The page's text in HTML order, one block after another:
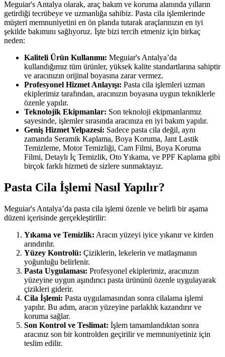
Meguiar's Antalya olarak, araç bakım ve koruma alanında yılların
getirdiği tecrübeye ve uzmanlığa sahibiz. Pasta cila işlemlerinde
müşteri memnuniyetini en ön planda tutarak araçlarınızın en iyi
şekilde bakımını sağlıyoruz. İşte bizi tercih etmeniz için birkaç
neden:
Kaliteli Ürün Kullanımı: Meguiar's Antalya’da
kullandığımız tüm ürünler, yüksek kalite standartlarına sahiptir
ve aracınızın orijinal boyasına zarar vermez.
Profesyonel Hizmet Anlayışı: Pasta cila işlemleri uzman
ekiplerimiz tarafından, aracınızın boyasına uygun tekniklerle
özenle yapılır.
Teknolojik Ekipmanlar: Son teknoloji ekipmanlarımız
sayesinde, işlemler sırasında aracınıza en iyi bakım yapılır.
Geniş Hizmet Yelpazesi: Sadece pasta cila değil, aynı
zamanda Seramik Kaplama, Boya Koruma, Jant Lastik
Temizleme, Motor Temizliği, Cam Filmi, Boya Koruma
Filmi, Detaylı İç Temizlik, Oto Yıkama, ve PPF Kaplama gibi
birçok farklı hizmeti de sizlere sunmaktayız.
Pasta Cila İşlemi Nasıl Yapılır?
Meguiar's Antalya’da pasta cila işlemi özenle ve belirli bir aşama
düzeni içerisinde gerçekleştirilir:
Yıkama ve Temizlik: Aracın yüzeyi iyice yıkanır ve kirden
arındırılır.
Yüzey Kontrolü: Çiziklerin, lekelerin ve matlaşmanın
yoğunluğu belirlenir.
Pasta Uygulaması: Profesyonel ekiplerimiz, aracınızın
yüzeyine uygun aşındırıcı pasta ürününü özenle uygulayarak
çizikleri giderir.
Cila İşlemi: Pasta uygulamasından sonra cilalama işlemi
yapılır. Bu adım, aracın yüzeyine parlaklık kazandırır ve
koruma sağlar.
Son Kontrol ve Teslimat: İşlem tamamlandıktan sonra
aracınız son bir kontrolden geçirilir ve memnuniyetiniz için
teslim edilir.